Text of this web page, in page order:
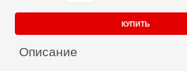
КУПИТЬ
Описание